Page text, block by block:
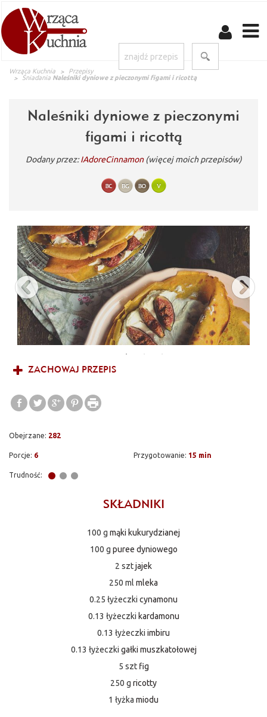
Wrząca Kuchnia
Przepisy
Śniadania Naleśniki dyniowe z pieczonymi figami i ricottą
Naleśniki dyniowe z pieczonymi
figami i ricottą
Dodany przez:IAdoreCinnamon (więcej moich przepisów)
ZACHOWAJ PRZEPIS
Obejrzane: 282
Porcje: 6 Przygotowanie: 15 min
Trudność:
SKŁADNIKI
100 g mąki kukurydzianej
100 g puree dyniowego
2 sztjajek
250 ml mleka
0.25 łyżeczki cynamonu
0.13 łyżeczki kardamonu
0.13 łyżeczki imbiru
0.13 łyżeczki gałki muszkatołowej
5 szt fig
250 g ricotty
1 łyżka miodu